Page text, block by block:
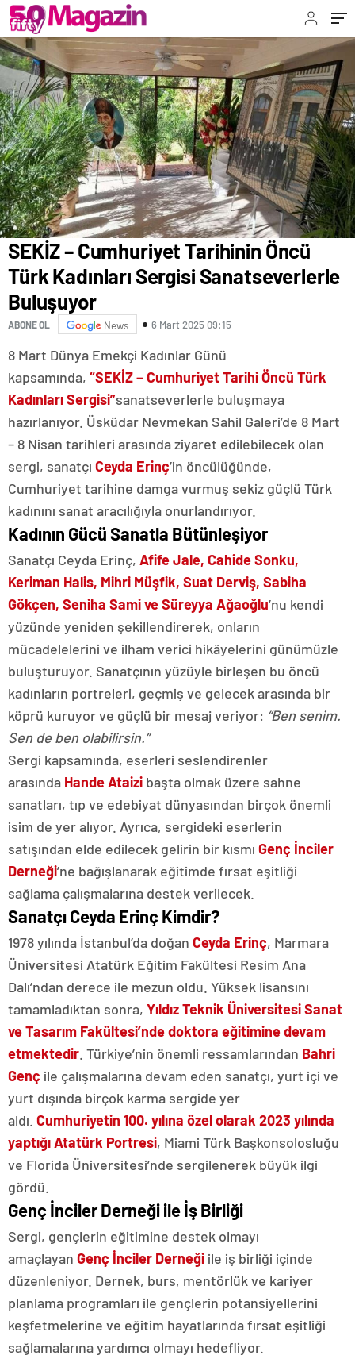
SEKİZ – Cumhuriyet Tarihinin Öncü
Türk Kadınları Sergisi Sanatseverlerle
Buluşuyor
ABONE OL News 6 Mart 2025 09:15
8 Mart Dünya Emekçi Kadınlar Günü
kapsamında, “SEKİZ – Cumhuriyet Tarihi Öncü Türk
Kadınları Sergisi”sanatseverlerle buluşmaya
hazırlanıyor. Üsküdar Nevmekan Sahil Galeri’de 8 Mart
– 8 Nisan tarihleri arasında ziyaret edilebilecek olan
sergi, sanatçı Ceyda Erinç’in öncülüğünde,
Cumhuriyet tarihine damga vurmuş sekiz güçlü Türk
kadınını sanat aracılığıyla onurlandırıyor.
Kadının Gücü Sanatla Bütünleşiyor
Sanatçı Ceyda Erinç, Afife Jale, Cahide Sonku,
Keriman Halis, Mihri Müşfik, Suat Derviş, Sabiha
Gökçen, Seniha Sami ve Süreyya Ağaoğlu’nu kendi
yüzünde yeniden şekillendirerek, onların
mücadelelerini ve ilham verici hikâyelerini günümüzle
buluşturuyor. Sanatçının yüzüyle birleşen bu öncü
kadınların portreleri, geçmiş ve gelecek arasında bir
köprü kuruyor ve güçlü bir mesaj veriyor: “Ben senim.
Sen de ben olabilirsin.”
Sergi kapsamında, eserleri seslendirenler
arasında Hande Ataizi başta olmak üzere sahne
sanatları, tıp ve edebiyat dünyasından birçok önemli
isim de yer alıyor. Ayrıca, sergideki eserlerin
satışından elde edilecek gelirin bir kısmı Genç İnciler
Derneği’ne bağışlanarak eğitimde fırsat eşitliği
sağlama çalışmalarına destek verilecek.
Sanatçı Ceyda Erinç Kimdir?
1978 yılında İstanbul’da doğan Ceyda Erinç, Marmara
Üniversitesi Atatürk Eğitim Fakültesi Resim Ana
Dalı’ndan derece ile mezun oldu. Yüksek lisansını
tamamladıktan sonra, Yıldız Teknik Üniversitesi Sanat
ve Tasarım Fakültesi’nde doktora eğitimine devam
etmektedir . Türkiye’nin önemli ressamlarından Bahri
Genç ile çalışmalarına devam eden sanatçı, yurt içi ve
yurt dışında birçok karma sergide yer
aldı. Cumhuriyetin 100. yılına özel olarak 2023 yılında
yaptığı Atatürk Portresi, Miami Türk Başkonsolosluğu
ve Florida Üniversitesi’nde sergilenerek büyük ilgi
gördü.
Genç İnciler Derneği ile İş Birliği
Sergi, gençlerin eğitimine destek olmayı
amaçlayan Genç İnciler Derneği ile iş birliği içinde
düzenleniyor. Dernek, burs, mentörlük ve kariyer
planlama programları ile gençlerin potansiyellerini
keşfetmelerine ve eğitim hayatlarında fırsat eşitliği
sağlamalarına yardımcı olmayı hedefliyor.